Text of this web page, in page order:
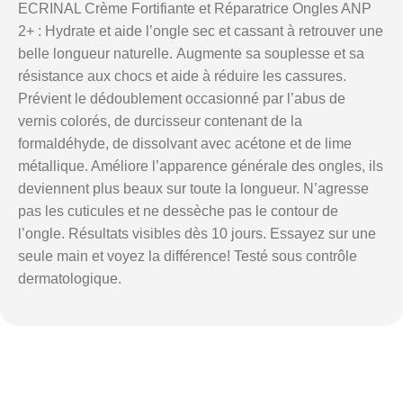
ECRINAL Crème Fortifiante et Réparatrice Ongles ANP
2+ : Hydrate et aide l’ongle sec et cassant à retrouver une
belle longueur naturelle. Augmente sa souplesse et sa
résistance aux chocs et aide à réduire les cassures.
Prévient le dédoublement occasionné par l’abus de
vernis colorés, de durcisseur contenant de la
formaldéhyde, de dissolvant avec acétone et de lime
métallique. Améliore l’apparence générale des ongles, ils
deviennent plus beaux sur toute la longueur. N’agresse
pas les cuticules et ne dessèche pas le contour de
l’ongle. Résultats visibles dès 10 jours. Essayez sur une
seule main et voyez la différence! Testé sous contrôle
dermatologique.